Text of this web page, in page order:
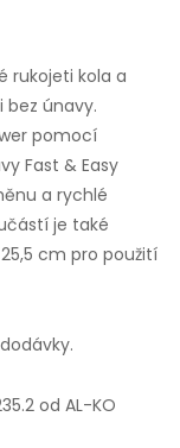
rukojeti kola a
bez únavy.
pomocí
Fast & Easy
a rychlé
je také
cm pro použití
od AL-KO